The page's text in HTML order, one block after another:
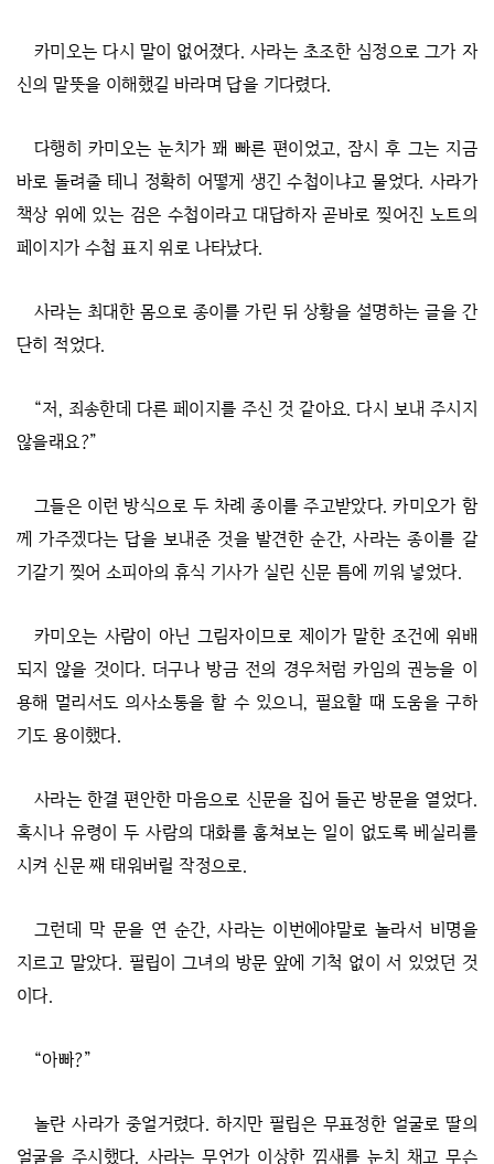
카미오는 다시 말이 없어졌다. 사라는 초조한 심정으로 그가 자
신의 말뜻을 이해했길 바라며 답을 기다렸다.
다행히 카미오는 눈치가 꽤 빠른 편이었고, 잠시 후 그는 지금
바로 돌려줄 테니 정확히 어떻게 생긴 수첩이냐고 물었다. 사라가
책상 위에 있는 검은 수첩이라고 대답하자 곧바로 찢어진 노트의
페이지가 수첩 표지 위로 나타났다.
사라는 최대한 몸으로 종이를 가린 뒤 상황을 설명하는 글을 간
단히 적었다.
“저, 죄송한데 다른 페이지를 주신 것 같아요. 다시 보내 주시지
않을래요?”
그들은 이런 방식으로 두 차례 종이를 주고받았다. 카미오가 함
께 가주겠다는 답을 보내준 것을 발견한 순간, 사라는 종이를 갈
기갈기 찢어 소피아의 휴식 기사가 실린 신문 틈에 끼워 넣었다.
카미오는 사람이 아닌 그림자이므로 제이가 말한 조건에 위배
되지 않을 것이다. 더구나 방금 전의 경우처럼 카임의 권능을 이
용해 멀리서도 의사소통을 할 수 있으니, 필요할 때 도움을 구하
기도 용이했다.
사라는 한결 편안한 마음으로 신문을 집어 들곤 방문을 열었다.
혹시나 유령이 두 사람의 대화를 훔쳐보는 일이 없도록 베실리를
시켜 신문 째 태워버릴 작정으로.
그런데 막 문을 연 순간, 사라는 이번에야말로 놀라서 비명을
지르고 말았다. 필립이 그녀의 방문 앞에 기척 없이 서 있었던 것
이다.
“아빠?”
놀란 사라가 중얼거렸다. 하지만 필립은 무표정한 얼굴로 딸의
얼굴을 주시했다. 사라는 무언가 이상한 낌새를 눈치 채고 무슨